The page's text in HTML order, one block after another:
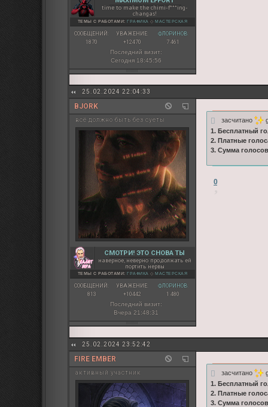
time to make the chimi-f***ing-
changas!
ТЕМЫ С РАБОТАМИ:ГРАФИКА ◇МАСТЕРСКАЯ
СООБЩЕНИЙ:
1870
УВАЖЕНИЕ:
+12470
ФЛОРИНОВ:
7 461
Последний визит:
Сегодня 18:45:56
25.02.2024 22:04:33
BJORK
всё должно быть без суеты
СМОТРИ! ЭТО СНОВА ТЫ
наверное, неверно продолжать ей
портить нервы
ТЕМЫ С РАБОТАМИ: ГРАФИКА ◇ МАСТЕРСКАЯ
СООБЩЕНИЙ:
813
УВАЖЕНИЕ:
+10442
ФЛОРИНОВ:
1 480
Последний визит:
Вчера 21:48:31
засчитано
1. Бесплатный
2. Платные
3. Сумма
0
25.02.2024 23:52:42
FIRE EMBER
активный участник засчитано
1. Бесплатный
2. Платные
3. Сумма